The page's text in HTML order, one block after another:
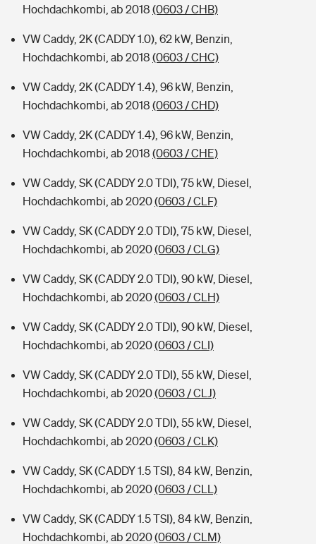
Hochdachkombi, ab 2018 (0603 / CHB)
VW Caddy, 2K (CADDY 1.0), 62 kW, Benzin,
Hochdachkombi, ab 2018 (0603 / CHC)
VW Caddy, 2K (CADDY 1.4), 96 kW, Benzin,
Hochdachkombi, ab 2018 (0603 / CHD)
VW Caddy, 2K (CADDY 1.4), 96 kW, Benzin,
Hochdachkombi, ab 2018 (0603 / CHE)
VW Caddy, SK (CADDY 2.0 TDI), 75 kW, Diesel,
Hochdachkombi, ab 2020(0603 / CLF)
VW Caddy, SK (CADDY 2.0 TDI), 75 kW, Diesel,
Hochdachkombi, ab 2020(0603 / CLG)
VW Caddy, SK (CADDY 2.0 TDI), 90 kW, Diesel,
Hochdachkombi, ab 2020(0603 / CLH)
VW Caddy, SK (CADDY 2.0 TDI), 90 kW, Diesel,
Hochdachkombi, ab 2020(0603 / CLI)
VW Caddy, SK (CADDY 2.0 TDI), 55 kW, Diesel,
Hochdachkombi, ab 2020(0603 / CLJ)
VW Caddy, SK (CADDY 2.0 TDI), 55 kW, Diesel,
Hochdachkombi, ab 2020(0603 / CLK)
VW Caddy, SK (CADDY 1.5 TSI), 84 kW, Benzin,
Hochdachkombi, ab 2020(0603 / CLL)
VW Caddy, SK (CADDY 1.5 TSI), 84 kW, Benzin,
Hochdachkombi, ab 2020(0603 / CLM)